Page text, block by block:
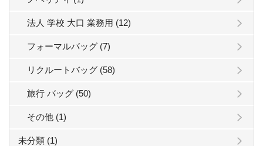
法人 学校 大口 業務用 (12)
フォーマルバッグ (7)
リクルートバッグ (58)
旅行 バッグ (50)
その他 (1)
未分類 (1)